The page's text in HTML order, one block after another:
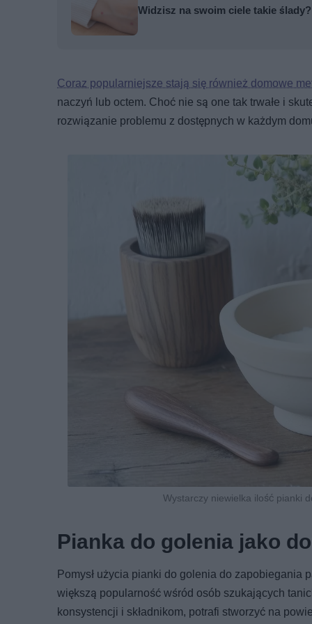
Widzisz na swoim ciele takie
Coraz popularniejsze stają się również domowe
naczyń lub octem. Choć nie są one tak trwałe i
rozwiązanie problemu z dostępnych w każdym
Wystarczy niewielka ilość pianki
Pianka do golenia jako
Pomysł użycia pianki do golenia do zapobiegania
większą popularność wśród osób szukających
konsystencji i składnikom, potrafi stworzyć na